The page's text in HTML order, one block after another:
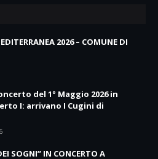
2026 – COMUNE DI
del 1° Maggio 2026 in
I: arrivano I Cugini di
SOGNI” IN CONCERTO A